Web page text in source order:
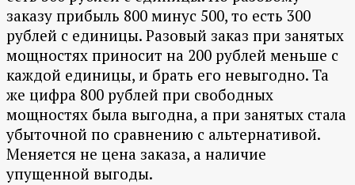
заказу прибыль 800 минус 500, то есть 300
рублей с единицы. Разовый заказ при занятых
мощностях приносит на 200 рублей меньше с
каждой единицы, и брать его невыгодно. Та
же цифра 800 рублей при свободных
мощностях была выгодна, а при занятых стала
убыточной по сравнению с альтернативой.
Меняется не цена заказа, а наличие
упущенной выгоды.